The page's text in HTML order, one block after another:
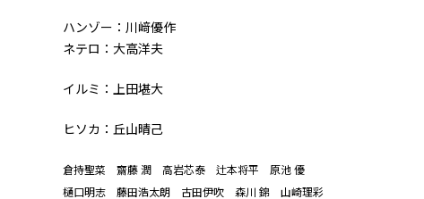
ハンゾー：川﨑優作
ネテロ：大高洋夫
イルミ：上田堪大
ヒソカ：丘山晴己
倉持聖菜 齋藤 潤 高岩芯泰 辻本将平 原池 優
樋口明志 藤田浩太朗 古田伊吹 森川 錦 山崎理彩